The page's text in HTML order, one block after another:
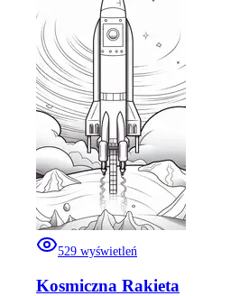
529 wyświetleń
Kosmiczna Rakieta